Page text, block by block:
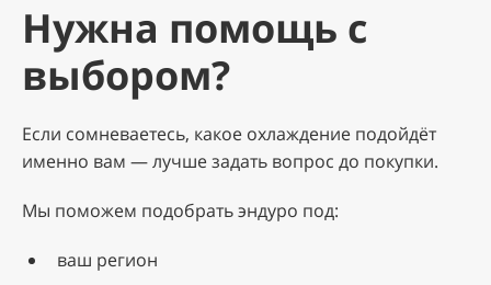
Нужна помощь с
выбором?
Если сомневаетесь, какое охлаждение подойдёт
именно вам — лучше задать вопрос до покупки.
Мы поможем подобрать эндуро под:
ваш регион